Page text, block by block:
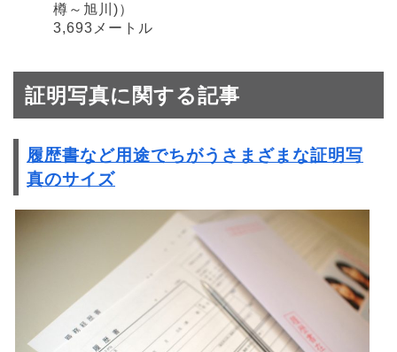
樽～旭川)）
3,693メートル
証明写真に関する記事
履歴書など用途でちがうさまざまな証明写
真のサイズ